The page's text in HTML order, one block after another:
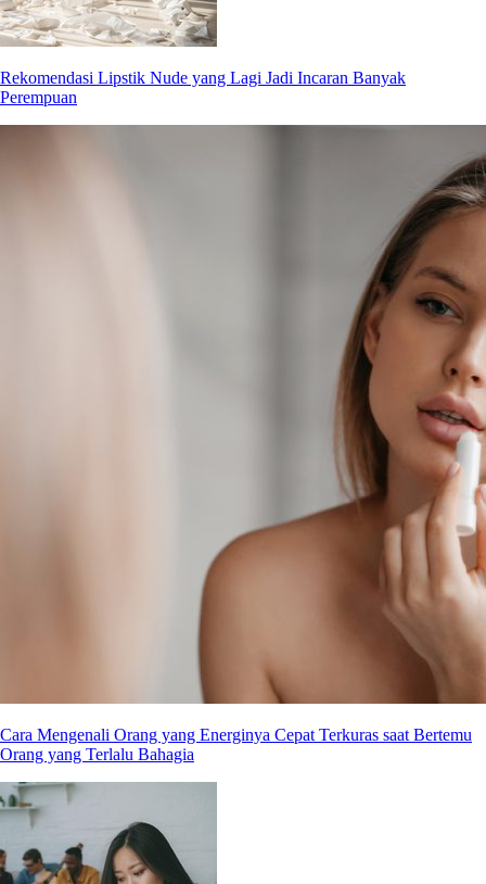
Rekomendasi Lipstik Nude yang Lagi Jadi Incaran Banyak
Perempuan
Cara Mengenali Orang yang Energinya Cepat Terkuras saat Bertemu
Orang yang Terlalu Bahagia